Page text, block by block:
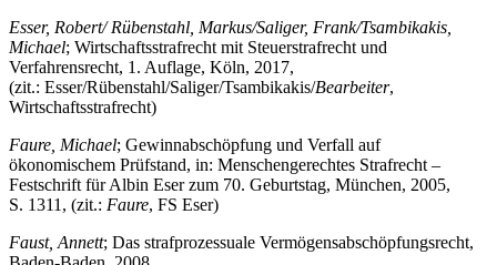
Esser, Robert/ Rübenstahl, Markus/Saliger, Frank/Tsambikakis,
Michael; Wirtschaftsstrafrecht mit Steuerstrafrecht und
Verfahrensrecht, 1. Auflage, Köln, 2017,
(zit.: Esser/Rübenstahl/Saliger/Tsambikakis/Bearbeiter,
Wirtschaftsstrafrecht)
Faure, Michael; Gewinnabschöpfung und Verfall auf
ökonomischem Prüfstand, in: Menschengerechtes Strafrecht –
Festschrift für Albin Eser zum 70. Geburtstag, München, 2005,
S. 1311, (zit.: Faure, FS Eser)
Faust, Annett; Das strafprozessuale Vermögensabschöpfungsrecht,